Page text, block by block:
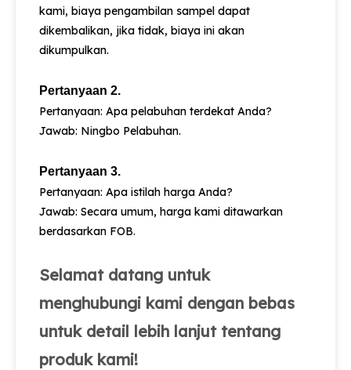
kami, biaya pengambilan sampel dapat
dikembalikan, jika tidak, biaya ini akan
dikumpulkan.
Pertanyaan 2.
Pertanyaan: Apa pelabuhan terdekat Anda?
Jawab: Ningbo Pelabuhan.
Pertanyaan 3.
Pertanyaan: Apa istilah harga Anda?
Jawab: Secara umum, harga kami ditawarkan
berdasarkan FOB.
Selamat datang untuk
menghubungi kami dengan bebas
untuk detail lebih lanjut tentang
produk kami!